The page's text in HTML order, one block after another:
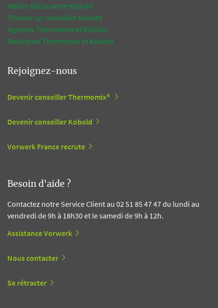
Atelier découverte Kobold
Trouver un conseiller Kobold
Agences Thermomix et Kobold
Boutiques Thermomix et Kobold
Rejoignez-nous
Devenir conseiller Thermomix®
Devenir conseiller Kobold
Vorwerk France recrute
Besoin d'aide ?
Contactez notre Service Client au 02 51 85 47 47 du lundi au
vendredi de 9h à 18h30 et le samedi de 9h à 12h.
Assistance Vorwerk
Nous contacter
Se rétracter